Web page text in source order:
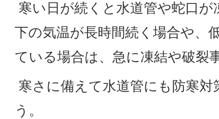
寒い日が続くと水道管や蛇口
下の気温が長時間続く場合や、
ている場合は、急に凍結や破裂
寒さに備えて水道管にも防寒
う。